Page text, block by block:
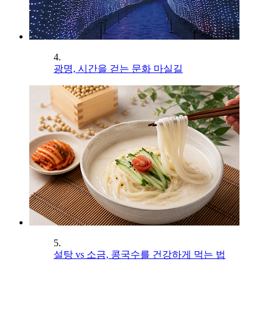
4.
광명, 시간을 걷는 문화 마실길
5.
설탕 vs 소금, 콩국수를 건강하게 먹는 법